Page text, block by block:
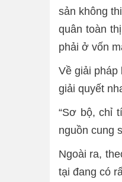
sản không
quân toàn
phải ở vốn
Về giải pháp
giải quyết
“Sơ bộ, chỉ
nguồn cung
Ngoài ra,
tại đang có